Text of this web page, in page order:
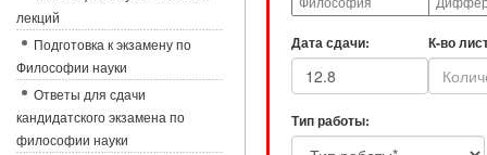
Дата сдачи: К-во
Тип работы:
лекций
Подготовка к экзамену по
Философии науки
Ответы для сдачи
кандидатского экзамена по
философии науки